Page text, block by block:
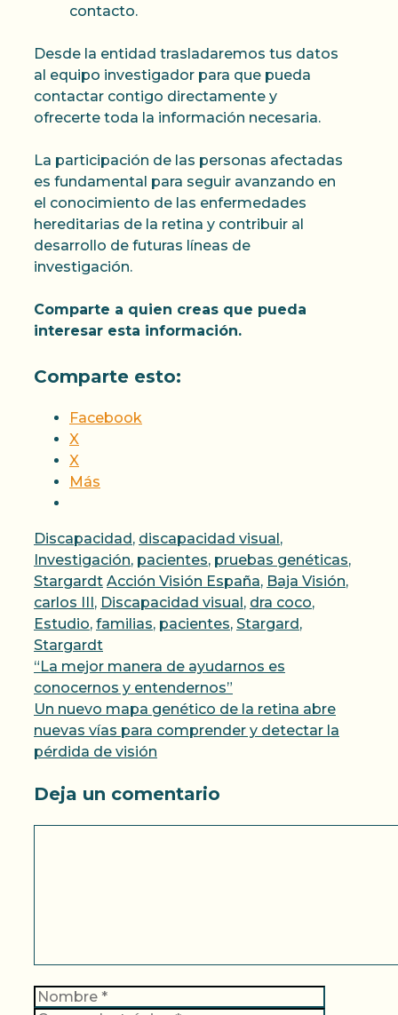
contacto.
Desde la entidad trasladaremos tus datos
al equipo investigador para que pueda
contactar contigo directamente y
ofrecerte toda la información necesaria.
La participación de las personas afectadas
es fundamental para seguir avanzando en
el conocimiento de las enfermedades
hereditarias de la retina y contribuir al
desarrollo de futuras líneas de
investigación.
Comparte a quien creas que pueda
interesar esta información.
Comparte esto:
Facebook
X
X
Más
Categorías
Discapacidad , discapacidad visual ,
Investigación, pacientes, pruebas genéticas,
Stargardt Etiquetas
Acción Visión España, Baja Visión,
carlos III , Discapacidad visual , dra coco,
Estudio, familias, pacientes, Stargard ,
Stargardt
“La mejor manera de ayudarnos es
conocernos y entendernos”
Un nuevo mapa genético de la retina abre
nuevas vías para comprender y detectar la
pérdida de visión
Deja un comentario
Nombre